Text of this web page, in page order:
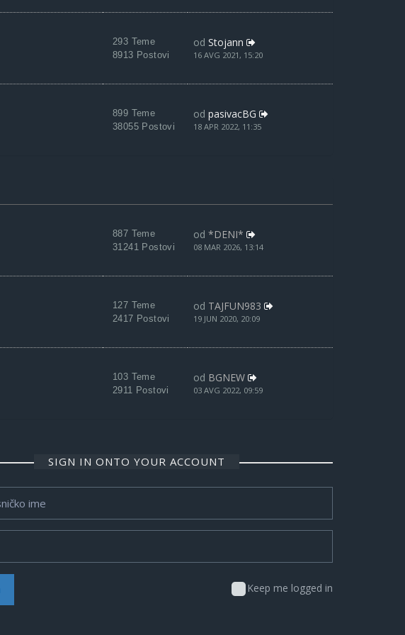
293 Teme
8913 Postovi
od Stojann
16 AVG 2021, 15:20
899 Teme
38055 Postovi
od pasivacBG
18 APR 2022, 11:35
887 Teme
31241 Postovi
od *DENI*
08 MAR 2026, 13:14
127 Teme
2417 Postovi
od TAJFUN983
19 JUN 2020, 20:09
103 Teme
2911 Postovi
od BGNEW
03 AVG 2022, 09:59
SIGN IN ONTO YOUR ACCOUNT
Keep me logged in